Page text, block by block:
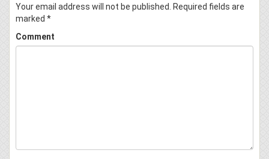
Your email address will not be published.
Required fields are
marked *
Comment